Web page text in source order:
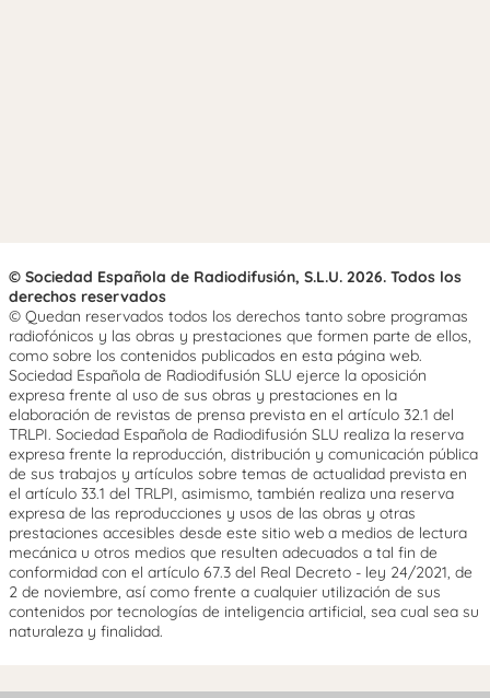
© Sociedad Española de Radiodifusión, S.L.U. 2026. Todos los
derechos reservados
© Quedan reservados todos los derechos tanto sobre programas
radiofónicos y las obras y prestaciones que formen parte de ellos,
como sobre los contenidos publicados en esta página web.
Sociedad Española de Radiodifusión SLU ejerce la oposición
expresa frente al uso de sus obras y prestaciones en la
elaboración de revistas de prensa prevista en el artículo 32.1 del
TRLPI. Sociedad Española de Radiodifusión SLU realiza la reserva
expresa frente la reproducción, distribución y comunicación pública
de sus trabajos y artículos sobre temas de actualidad prevista en
el artículo 33.1 del TRLPI, asimismo, también realiza una reserva
expresa de las reproducciones y usos de las obras y otras
prestaciones accesibles desde este sitio web a medios de lectura
mecánica u otros medios que resulten adecuados a tal fin de
conformidad con el artículo 67.3 del Real Decreto - ley 24/2021, de
2 de noviembre, así como frente a cualquier utilización de sus
contenidos por tecnologías de inteligencia artificial, sea cual sea su
naturaleza y finalidad.